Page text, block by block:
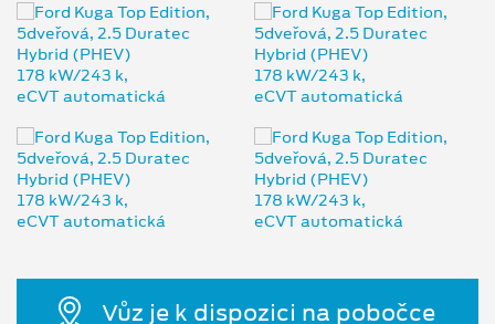
Vůz je k dispozici na pobočce